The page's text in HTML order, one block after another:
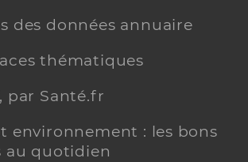
des données annuaire
thématiques
par Santé.fr
environnement : les bons
au quotidien